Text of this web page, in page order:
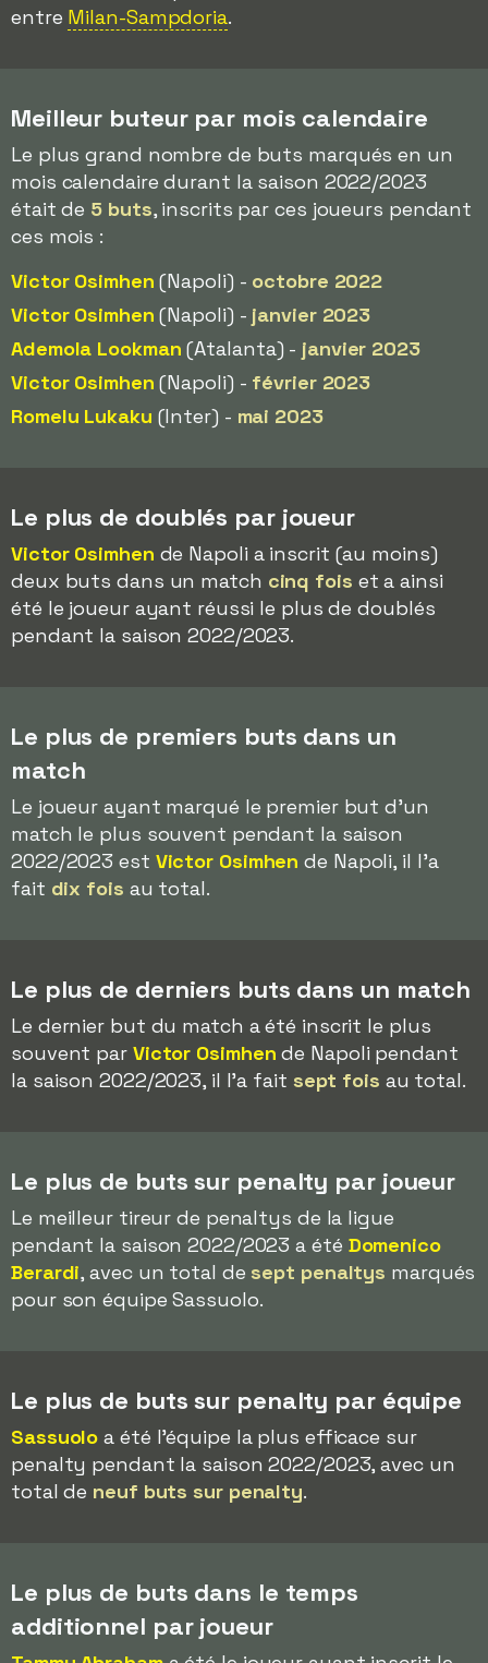
entre Milan-Sampdoria.
Meilleur buteur par mois calendaire
Le plus grand nombre de buts marqués en un
mois calendaire durant la saison 2022/2023
était de 5 buts, inscrits par ces joueurs pendant
ces mois :
Victor Osimhen (Napoli) - octobre 2022
Victor Osimhen (Napoli) - janvier 2023
Ademola Lookman (Atalanta) - janvier 2023
Victor Osimhen (Napoli) - février 2023
Romelu Lukaku (Inter) - mai 2023
Le plus de doublés par joueur
Victor Osimhen de Napoli a inscrit (au moins)
deux buts dans un match cinq fois et a ainsi
été le joueur ayant réussi le plus de doublés
pendant la saison 2022/2023.
Le plus de premiers buts dans un
match
Le joueur ayant marqué le premier but d'un
match le plus souvent pendant la saison
2022/2023 est Victor Osimhen de Napoli, il l'a
fait dix fois au total.
Le plus de derniers buts dans un match
Le dernier but du match a été inscrit le plus
souvent par Victor Osimhen de Napoli pendant
la saison 2022/2023, il l'a fait sept fois au total.
Le plus de buts sur penalty par joueur
Le meilleur tireur de penaltys de la ligue
pendant la saison 2022/2023 a été Domenico
Berardi, avec un total de sept penaltys marqués
pour son équipe Sassuolo.
Le plus de buts sur penalty par équipe
Sassuolo a été l'équipe la plus efficace sur
penalty pendant la saison 2022/2023, avec un
total de neuf buts sur penalty.
Le plus de buts dans le temps
additionnel par joueur